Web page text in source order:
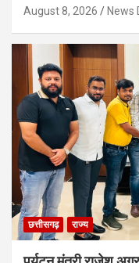
August 8, 2026 News
छत्तीसगढ़ राज्य